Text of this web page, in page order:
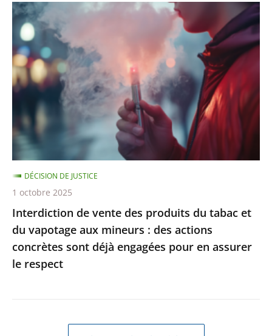
Interdiction
de
vente
des
produits
du
tabac
et
du
vapotage
aux
mineurs
:
des
actions
concrètes
Interdiction de vente des produits du tabac et
du vapotage aux mineurs : des actions
concrètes sont déjà engagées pour en assurer
le respect
DÉCISION DE JUSTICE
1 octobre 2025